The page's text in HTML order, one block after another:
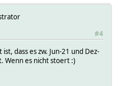
#4
dass es zw. Jun-21 und Dez-
Wenn es nicht stoert :)